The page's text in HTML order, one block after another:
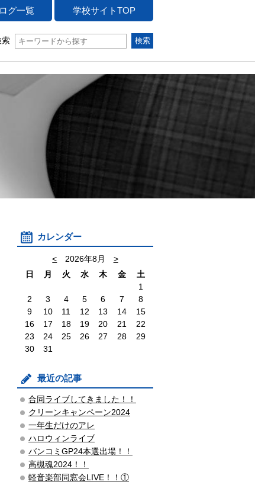
グ一覧 学校サイトTOP
索
カレンダー
< 2026年8月
>
日
月 火 水 木 金
土
1
2
3 4 5 6 7
8
9
10 11 12 13 14
15
16
17 18 19 20 21
22
23
24 25 26 27 28
29
30
31
最近の記事
合同ライブしてきました！！
クリーンキャンペーン2024
一年生だけのアレ
ハロウィンライブ
バンコミGP24本選出場！！
高槻魂2024！！
軽音楽部同窓会LIVE！！①